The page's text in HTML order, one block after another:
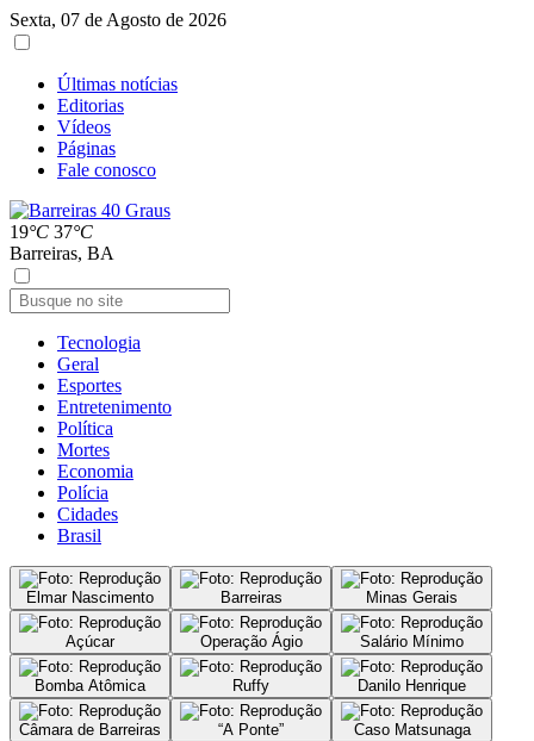
Sexta, 07 de Agosto de 2026
Últimas notícias
Editorias
Vídeos
Páginas
Fale conosco
19°C 37°C
Barreiras, BA
Tecnologia
Geral
Esportes
Entretenimento
Política
Mortes
Economia
Polícia
Cidades
Brasil
Elmar Nascimento Barreiras Minas Gerais
Açúcar Operação Ágio Salário Mínimo
Bomba Atômica Ruffy Danilo Henrique
Câmara de Barreiras “A Ponte” Caso Matsunaga